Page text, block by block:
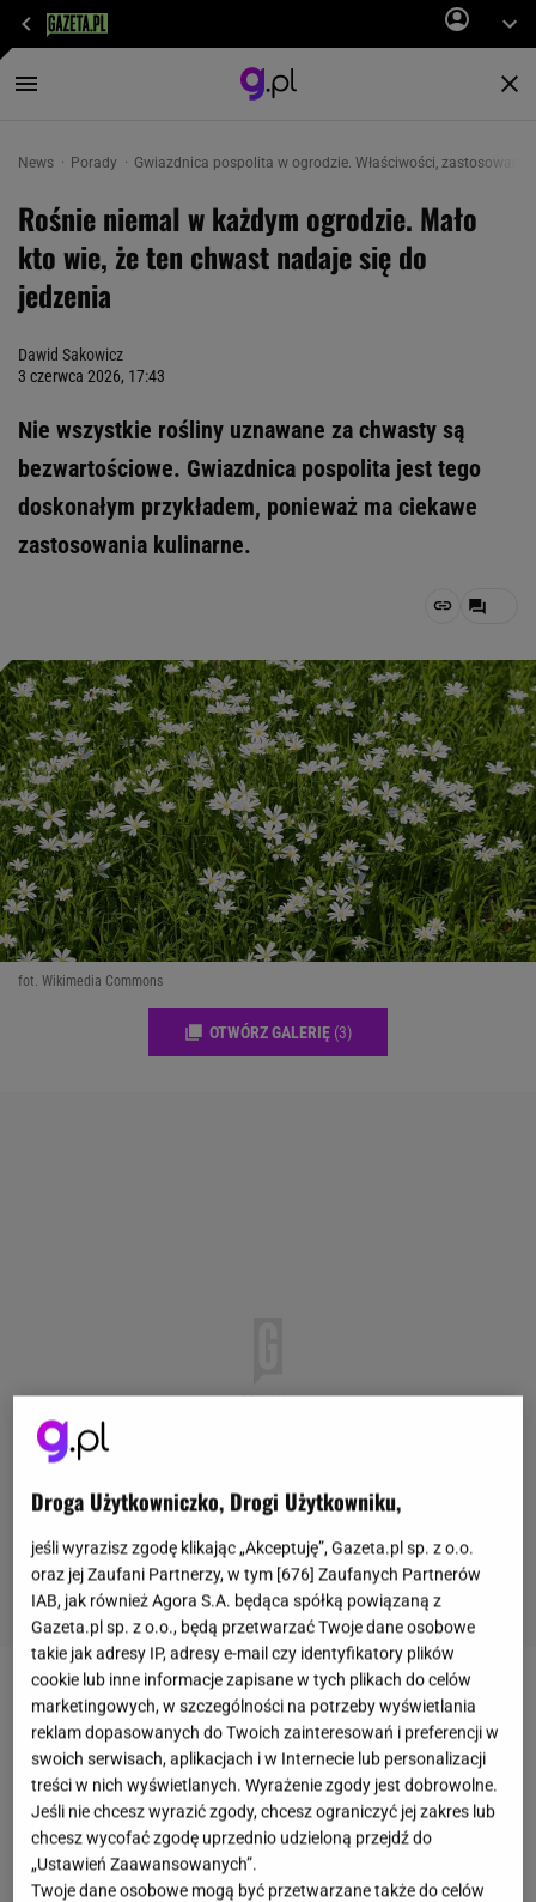
News Porady Gwiazdnica pospolita w ogrodzie. Właściwości,
Rośnie niemal w każdym ogrodzie. Mało
kto wie, że ten chwast nadaje się do
jedzenia
Dawid Sakowicz
3 czerwca 2026, 17:43
Nie wszystkie rośliny uznawane za chwasty są
bezwartościowe. Gwiazdnica pospolita jest tego
doskonałym przykładem, ponieważ ma ciekawe
zastosowania kulinarne.
fot. Wikimedia Commons
OTWÓRZ GALERIĘ (3)
Gwiazdnicę można spotkać na rabatach, grządkach,
przy ścieżkach i na trawnikach. Przez długie lata
była traktowana wyłącznie jako uporczywy chwast
konkurujący z roślinami uprawnymi o wodę i
składniki pokarmowe. Dziś coraz więcej osób patrzy
na nią z zupełnie innej perspektywy.
Droga Użytkowniczko, Drogi Użytkowniku,
jeśli wyrazisz zgodę klikając „Akceptuję”, Gazeta.pl sp. z o.o.
oraz jej Zaufani Partnerzy, w tym [676] Zaufanych Partnerów
IAB, jak również Agora S.A. będąca spółką powiązaną z
Gazeta.pl sp. z o.o., będą przetwarzać Twoje dane osobowe
takie jak adresy IP, adresy e-mail czy identyfikatory plików
cookie lub inne informacje zapisane w tych plikach do celów
marketingowych, w szczególności na potrzeby wyświetlania
reklam dopasowanych do Twoich zainteresowań i preferencji w
swoich serwisach, aplikacjach i w Internecie lub personalizacji
treści w nich wyświetlanych. Wyrażenie zgody jest dobrowolne.
Jeśli nie chcesz wyrazić zgody, chcesz ograniczyć jej zakres lub
chcesz wycofać zgodę uprzednio udzieloną przejdź do
„Ustawień Zaawansowanych”.
Twoje dane osobowe mogą być przetwarzane także do celów